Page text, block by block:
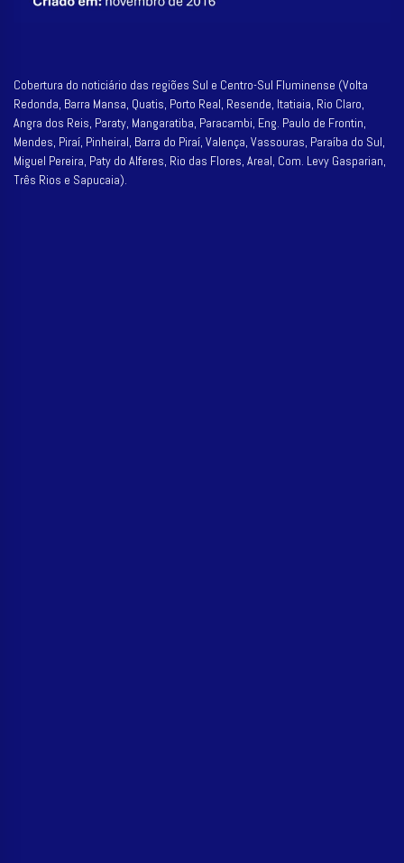
Cobertura do noticiário das regiões Sul e Centro-Sul Fluminense (Volta
Redonda, Barra Mansa, Quatis, Porto Real, Resende, Itatiaia, Rio Claro,
Angra dos Reis, Paraty, Mangaratiba, Paracambi, Eng. Paulo de Frontin,
Mendes, Piraí, Pinheiral, Barra do Piraí, Valença, Vassouras, Paraíba do Sul,
Miguel Pereira, Paty do Alferes, Rio das Flores, Areal, Com. Levy Gasparian,
Três Rios e Sapucaia).